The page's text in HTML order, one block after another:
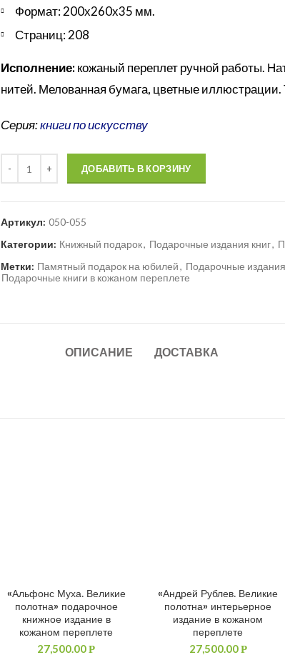
Формат: 200х260х35 мм.
Страниц: 208
Исполнение:кожаный переплет ручной работы.
нитей. Мелованная бумага, цветные
Серия:книги по искусству
ДОБАВИТЬ В КОРЗИНУ
Артикул: 050-055
Категории: Книжный подарок, Подарочные издания книг,
Метки: Памятный подарок на юбилей, Подарочные
Подарочные книги в кожаном переплете
ОПИСАНИЕ ДОСТАВКА
ДОБАВИТЬ В КОРЗИНУ
«Альфонс Муха. Великие
полотна» подарочное
книжное издание в
кожаном переплете
27,500.00Р
ДОБАВИТЬ В КОРЗИНУ
«Андрей Рублев. Великие
полотна» интерьерное
издание в кожаном
переплете
27,500.00Р